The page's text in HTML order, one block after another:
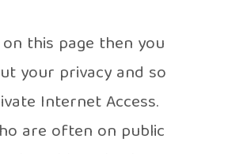
on this page then you
your privacy and so
Internet Access.
are often on public